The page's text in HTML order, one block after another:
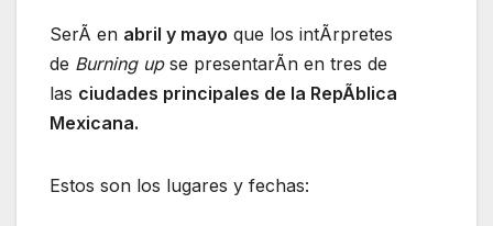
SerÃ en abril y mayo que los intÃrpretes
de Burning upse presentarÃn en tres de
las ciudades principales de la RepÃblica
Mexicana.
Estos son los lugares y fechas: